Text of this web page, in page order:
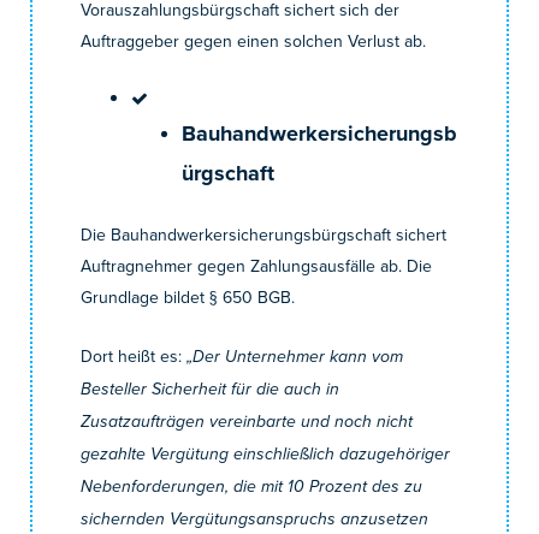
Vorauszahlungsbürgschaft sichert sich der
Auftraggeber gegen einen solchen Verlust ab.
Bauhandwerkersicherungsb
ürgschaft
Die Bauhandwerkersicherungsbürgschaft sichert
Auftragnehmer gegen Zahlungsausfälle ab. Die
Grundlage bildet § 650 BGB.
Dort heißt es:„Der Unternehmer kann vom
Besteller Sicherheit für die auch in
Zusatzaufträgen vereinbarte und noch nicht
gezahlte Vergütung einschließlich dazugehöriger
Nebenforderungen, die mit 10 Prozent des zu
sichernden Vergütungsanspruchs anzusetzen